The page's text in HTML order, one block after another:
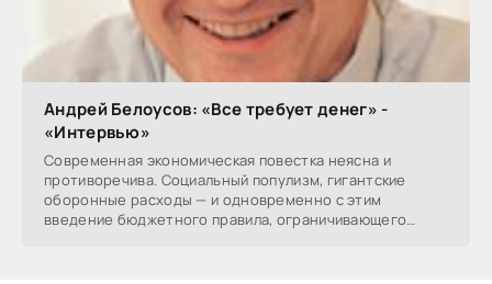
Андрей Белоусов: «Все требует денег» -
«Интервью»
Современная экономическая повестка неясна и
противоречива. Социальный популизм, гигантские
оборонные расходы — и одновременно с этим
введение бюджетного правила, ограничивающего